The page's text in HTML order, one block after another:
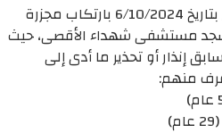
قام طيران الاحتلال الإسرائيلي بتاريخ 6/10/2024 بارتكاب مجزرة
مستشفى شهداء الأقصى، حيث
إنذار أو تحذير ما أدى إلى